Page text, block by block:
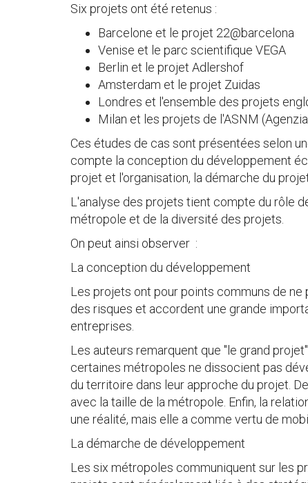
Six projets ont été retenus :
Barcelone et le projet 22@barcelona
Venise et le parc scientifique VEGA
Berlin et le projet Adlershof
Amsterdam et le projet Zuidas
Londres et l'ensemble des projets
Milan et les projets de l'ASNM
Ces études de cas sont présentées selon
compte la conception du développement
projet et l'organisation, la démarche du
L'analyse des projets tient compte du rôle
métropole et de la diversité des projets.
On peut ainsi observer :
La conception du développement
Les projets ont pour points communs de
des risques et accordent une grande
entreprises.
Les auteurs remarquent que "le grand
certaines métropoles ne dissocient pas
du territoire dans leur approche du projet.
avec la taille de la métropole. Enfin, la
une réalité, mais elle a comme vertu de
La démarche de développement
Les six métropoles communiquent sur les